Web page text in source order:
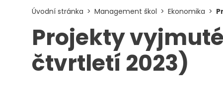
Úvodní stránka Management škol Ekonomika
Projekty
čtvrtletí 2023)